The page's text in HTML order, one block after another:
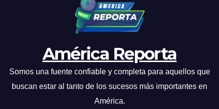
América Reporta
Somos una fuente confiable y completa para aquellos que
buscan estar al tanto de los sucesos más importantes en
América.